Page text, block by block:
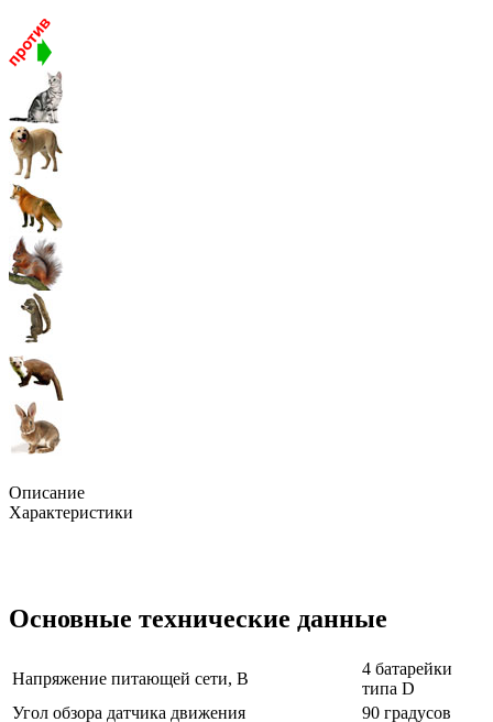
Описание
Характеристики
Основные технические данные
Напряжение питающей сети, В
4 батарейки
типа D
Угол обзора датчика движения
90 градусов